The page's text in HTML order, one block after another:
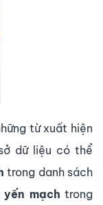
từ xuất hiện
dữ liệu có thể
trong danh sách
yến mạch trong